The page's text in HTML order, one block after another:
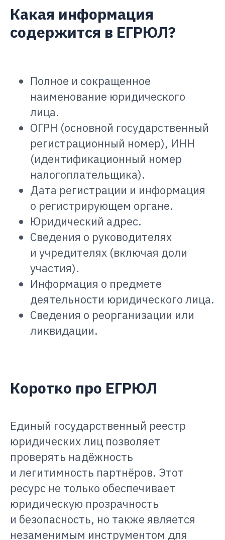
Какая информация
содержится в ЕГРЮЛ?
Полное и сокращенное
наименование юридического
лица.
ОГРН (основной государственный
регистрационный номер), ИНН
(идентификационный номер
налогоплательщика).
Дата регистрации и информация
о регистрирующем органе.
Юридический адрес.
Сведения о руководителях
и учредителях (включая доли
участия).
Информация о предмете
деятельности юридического лица.
Сведения о реорганизации или
ликвидации.
Коротко про ЕГРЮЛ
Единый государственный реестр
юридических лиц позволяет
проверять надёжность
и легитимность партнёров. Этот
ресурс не только обеспечивает
юридическую прозрачность
и безопасность, но также является
незаменимым инструментом для